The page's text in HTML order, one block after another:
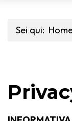
Sei qui: